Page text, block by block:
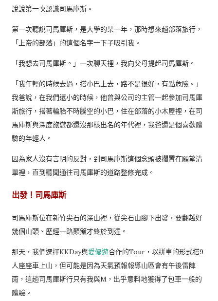
說說第一次認識司馬庫斯。
第一次聽說司馬庫斯，是大學的某一年，那時想來趟部落旅行，
「上帝的部落」的這個名字一下子吸引我。
「我想去司馬庫斯。」一次聊天裡，我向父母提起司馬庫斯。
「我年輕的時候去過，搭小巴上去，路不是很好，有點危險。」
我爸說，在我們還小的時候，他曾與公司的主管一起參加司馬庫
斯旅行，搭著輪胎不時騰空的小巴，住在部落的小木屋裡，在司
馬庫斯與深度旅遊都還沒那樣出名的年代裡，我爸還是個喜歡體
驗的年輕人。
因為家人沒有言明的反對，到司馬庫斯這個念頭被擱置在願望清
單裡，直到聽聞通往司馬庫斯的道路整修完成。
出發！司馬庫斯
司馬庫斯位在新竹尖石的深山裡，從尖石山腳下出發，要翻越好
幾個山頭、歷經一路顛簸才終於到達。
那天，我們選擇KKDay與愛優遊合作的Tour，以拼車的形式搭9
人座座車上山，但可能是因為天氣預報報導山區會有午後雷陣
雨，這趟司馬庫斯行只有我與M，出乎意料地獲得了包車一般的
體驗。